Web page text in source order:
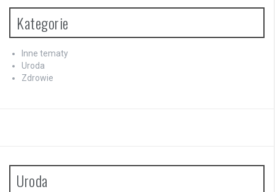
Kategorie
Inne tematy
Uroda
Zdrowie
Uroda